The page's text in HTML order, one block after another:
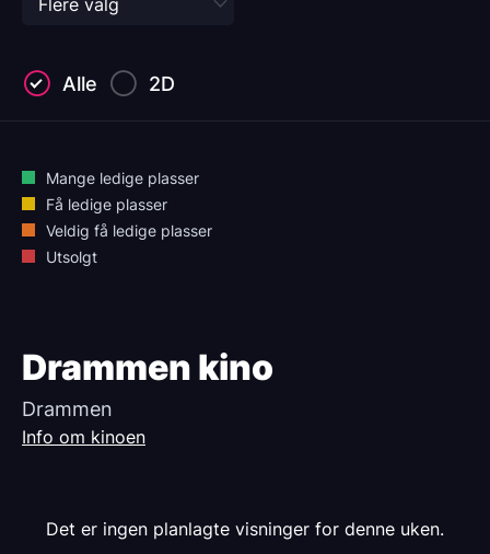
Alle 2D
Drammen kino
Drammen
Info om kinoen
Det er ingen planlagte visninger for denne uken.
Mange ledige plasser
Få ledige plasser
Veldig få ledige plasser
Utsolgt